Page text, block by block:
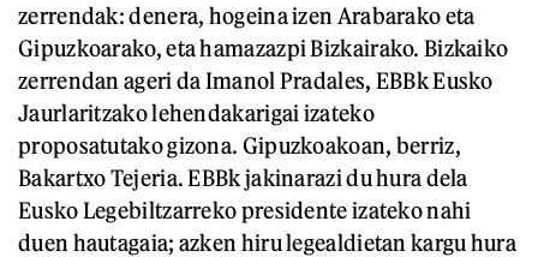
zerrendak: denera, hogeina izen Arabarako eta
Gipuzkoarako, eta hamazazpi Bizkairako. Bizkaiko
zerrendan ageri da Imanol Pradales, EBBk Eusko
Jaurlaritzako lehendakarigai izateko
proposatutako gizona. Gipuzkoakoan, berriz,
Bakartxo Tejeria. EBBk jakinarazi du hura dela
Eusko Legebiltzarreko presidente izateko nahi
duen hautagaia; azken hiru legealdietan kargu hura